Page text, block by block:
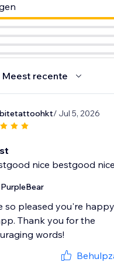
Meest recente
/ Jul 5, 2026
nice bestgood
so pleased you're
Thank you for the
words!